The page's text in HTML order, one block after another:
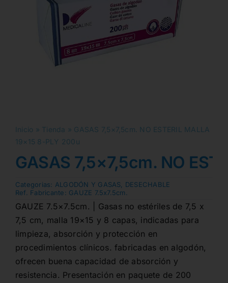
Inicio » Tienda » GASAS 7,5×7,5cm. NO ESTERIL MALLA
19×15 8-PLY 200u
GASAS 7,5×7,5cm. NO
Categorias: ALGODÓN Y GASAS
DESECHABLE
Ref. Fabricante: GAUZE 7.5x7.5cm.
GAUZE 7.5×7.5cm. | Gasas no estériles de 7,5 x
7,5 cm, malla 19×15 y 8 capas, indicadas para
limpieza, absorción y protección en
procedimientos clínicos. fabricadas en algodón,
ofrecen buena capacidad de absorción y
resistencia. Presentación en paquete de 200